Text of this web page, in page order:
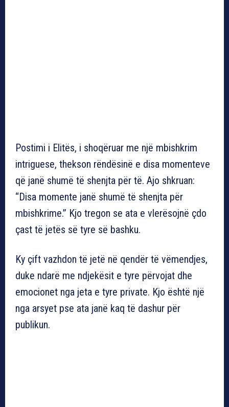
Postimi i Elitës, i shoqëruar me një mbishkrim
intriguese, thekson rëndësinë e disa momenteve
që janë shumë të shenjta për të. Ajo shkruan:
“Disa momente janë shumë të shenjta për
mbishkrime.” Kjo tregon se ata e vlerësojnë çdo
çast të jetës së tyre së bashku.
Ky çift vazhdon të jetë në qendër të vëmendjes,
duke ndarë me ndjekësit e tyre përvojat dhe
emocionet nga jeta e tyre private. Kjo është një
nga arsyet pse ata janë kaq të dashur për
publikun.